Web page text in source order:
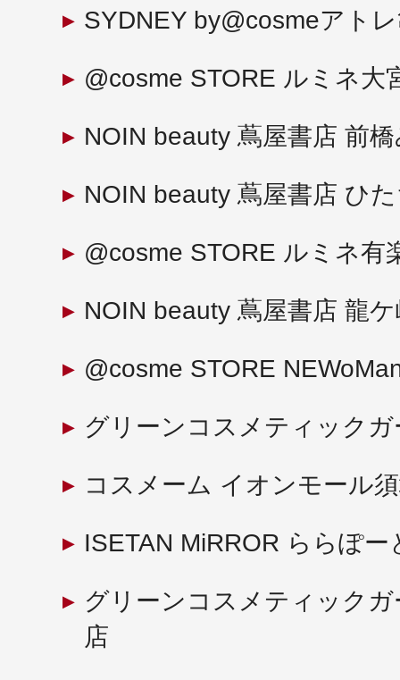
SYDNEY by@cosmeアト
@cosme STORE ルミネ大
NOIN beauty 蔦屋書店 前
NOIN beauty 蔦屋書店 ひ
@cosme STORE ルミネ有
NOIN beauty 蔦屋書店 龍
@cosme STORE
グリーンコスメティック
コスメーム イオンモール
ISETAN MiRROR ららぽー
グリーンコスメティック
店